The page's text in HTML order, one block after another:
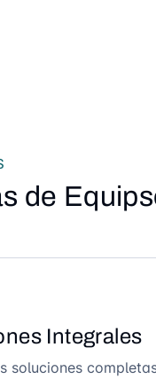
de
Integrales
soluciones